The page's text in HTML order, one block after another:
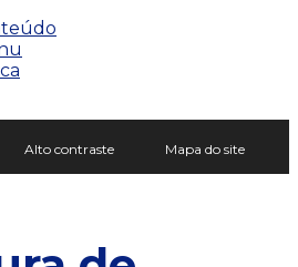
Alto contraste Mapa do site